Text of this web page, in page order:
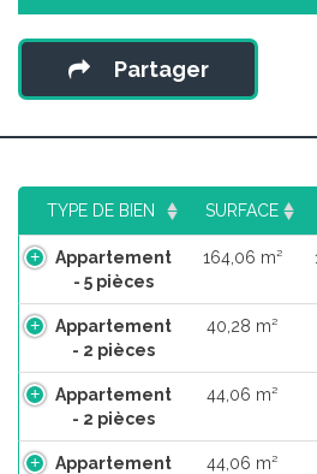
Partager
TYPE DE BIEN SURFACE
Appartement
- 5 pièces
164,06 m²
Appartement
- 2 pièces
40,28 m²
Appartement
- 2 pièces
44,06 m²
Appartement
44,06 m²